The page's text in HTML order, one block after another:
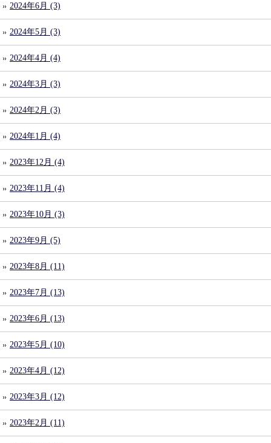
2024年6月 (3)
2024年5月 (3)
2024年4月 (4)
2024年3月 (3)
2024年2月 (3)
2024年1月 (4)
2023年12月 (4)
2023年11月 (4)
2023年10月 (3)
2023年9月 (5)
2023年8月 (11)
2023年7月 (13)
2023年6月 (13)
2023年5月 (10)
2023年4月 (12)
2023年3月 (12)
2023年2月 (11)